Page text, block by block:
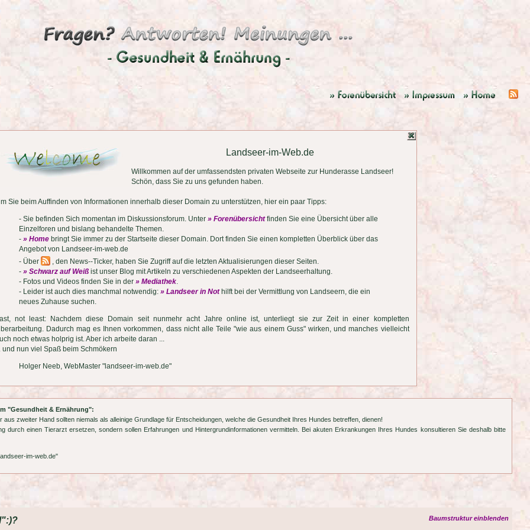
Landseer-im-Web.de
Willkommen auf der umfassendsten privaten Webseite zur Hunderasse Landseer!
Schön, dass Sie zu uns gefunden haben.
Sie beim Auffinden von Informationen innerhalb dieser Domain zu unterstützen, hier ein paar Tipps:
- Sie befinden Sich momentan im Diskussionsforum. Unter » Forenübersichtfinden Sie eine Übersicht über alle
Einzelforen und bislang behandelte Themen.
- » Homebringt Sie immer zu der Startseite dieser Domain. Dort finden Sie einen kompletten Überblick über das
Angebot von Landseer-im-web.de
- Über
, den News--Ticker, haben Sie Zugriff auf die letzten Aktualisierungen dieser Seiten.
- » Schwarz auf Weißist unser Blog mit Artikeln zu verschiedenen Aspekten der Landseerhaltung.
- Fotos und Videos finden Sie in der » Mediathek.
- Leider ist auch dies manchmal notwendig: » Landseer in Nothilft bei der Vermittlung von Landseern, die ein
neues Zuhause suchen.
not least: Nachdem diese Domain seit nunmehr acht Jahre online ist, unterliegt sie zur Zeit in einer kompletten
Dadurch mag es Ihnen vorkommen, dass nicht alle Teile "wie aus einem Guss" wirken, und manches vielleicht
noch etwas holprig ist. Aber ich arbeite daran ...
und nun viel Spaß beim Schmökern
Holger Neeb, WebMaster "landseer-im-web.de"
"Gesundheit & Ernährung":
aus zweiter Hand sollten niemals als alleinige Grundlage für Entscheidungen, welche die Gesundheit Ihres Hundes betreffen, dienen!
durch einen Tierarzt ersetzen, sondern sollen Erfahrungen und Hintergrundinformationen vermitteln. Bei akuten Erkrankungen Ihres Hundes konsultieren Sie deshalb bitte
im-web.de"
Baumstruktur einblenden